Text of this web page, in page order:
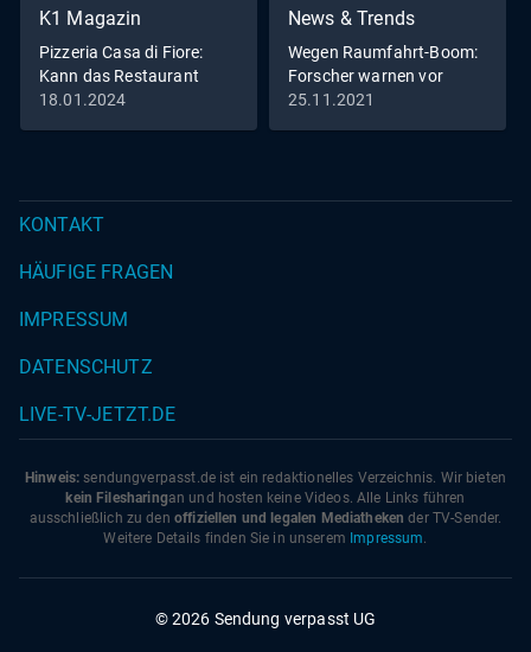
K1 Magazin
Pizzeria Casa di Fiore:
Kann das Restaurant
dank Frank Rosin endlich
18.01.2024
News & Trends
Wegen Raumfahrt-Boom:
Forscher warnen vor
bevorstehender Alien-
25.11.2021
KONTAKT
HÄUFIGE FRAGEN
IMPRESSUM
DATENSCHUTZ
LIVE-TV-JETZT.DE
Hinweis: sendungverpasst.de ist ein redaktionelles Verzeichnis. Wir bieten
kein Filesharingan und hosten keine Videos. Alle Links führen
ausschließlich zu den offiziellen und legalen Mediatheken der TV-Sender.
Weitere Details finden Sie in unserem Impressum.
© 2026 Sendung verpasst UG